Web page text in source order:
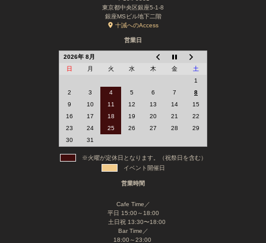
東京都中央区銀座5-1-8
銀座MSビル地下二階
十誡へのAccess
営業日
2026年 8月
日
月 火 水 木 金
土
1
2
3 4 5 6 7
8
9
10 11 12 13 14
15
16
17 18 19 20 21
22
23
24 25 26 27 28
29
30
31
※火曜が定休日となります。（祝祭日を含む）
イベント開催日
営業時間
Cafe Time／
平日 15:00～18:00
土日祝 13:30〜18:00
Bar Time／
18:00～23:00